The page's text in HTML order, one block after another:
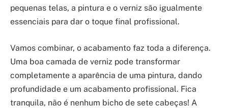
pequenas telas, a pintura e o verniz são igualmente
essenciais para dar o toque final profissional.
Vamos combinar, o acabamento faz toda a diferença.
Uma boa camada de verniz pode transformar
completamente a aparência de uma pintura, dando
profundidade e um acabamento profissional. Fica
tranquila, não é nenhum bicho de sete cabeças! A